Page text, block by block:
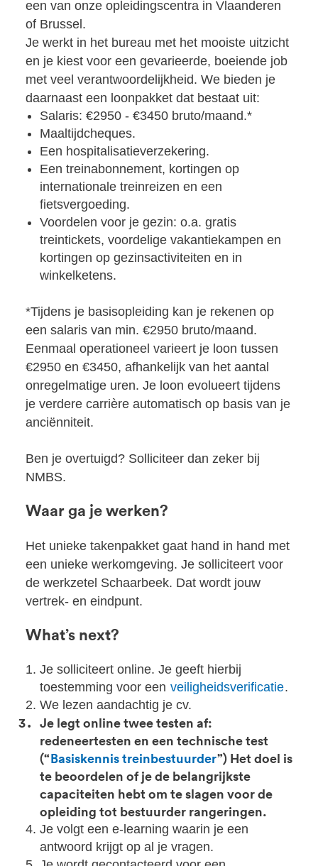
een van onze opleidingscentra in Vlaanderen
of Brussel.
Je werkt in het bureau met het mooiste uitzicht
en je kiest voor een gevarieerde, boeiende job
met veel verantwoordelijkheid. We bieden je
daarnaast een loonpakket dat bestaat uit:
Salaris: €2950 - €3450 bruto/maand.*
Maaltijdcheques.
Een hospitalisatieverzekering.
Een treinabonnement, kortingen op
internationale treinreizen en een
fietsvergoeding.
Voordelen voor je gezin: o.a. gratis
treintickets, voordelige vakantiekampen en
kortingen op gezinsactiviteiten en in
winkelketens.
*Tijdens je basisopleiding kan je rekenen op
een salaris van min. €2950 bruto/maand.
Eenmaal operationeel varieert je loon tussen
€2950 en €3450, afhankelijk van het aantal
onregelmatige uren. Je loon evolueert tijdens
je verdere carrière automatisch op basis van je
anciënniteit.
Ben je overtuigd? Solliciteer dan zeker bij
NMBS.
Waar ga je werken?
Het unieke takenpakket gaat hand in hand met
een unieke werkomgeving. Je solliciteert voor
de werkzetel Schaarbeek. Dat wordt jouw
vertrek- en eindpunt.
What’s next?
Je solliciteert online. Je geeft hierbij
toestemming voor een veiligheidsverificatie.
We lezen aandachtig je cv.
Je legt online twee testen af:
redeneertesten en een technische test
(“Basiskennis treinbestuurder”) Het doel is
te beoordelen of je de belangrijkste
capaciteiten hebt om te slagen voor de
opleiding tot bestuurder rangeringen.
Je volgt een e-learning waarin je een
antwoord krijgt op al je vragen.